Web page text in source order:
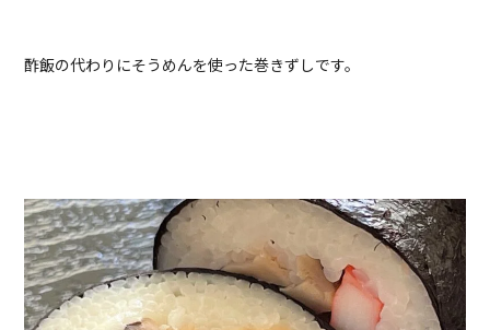
酢飯の代わりにそうめんを使った巻きずしです。